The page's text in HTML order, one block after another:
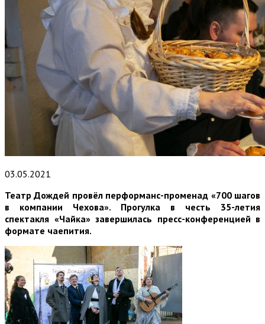
03.05.2021
Театр Дождей провёл перформанс-променад «700 шагов
в компании Чехова». Прогулка в честь 35-летия
спектакля «Чайка» завершилась пресс-конференцией в
формате чаепития.